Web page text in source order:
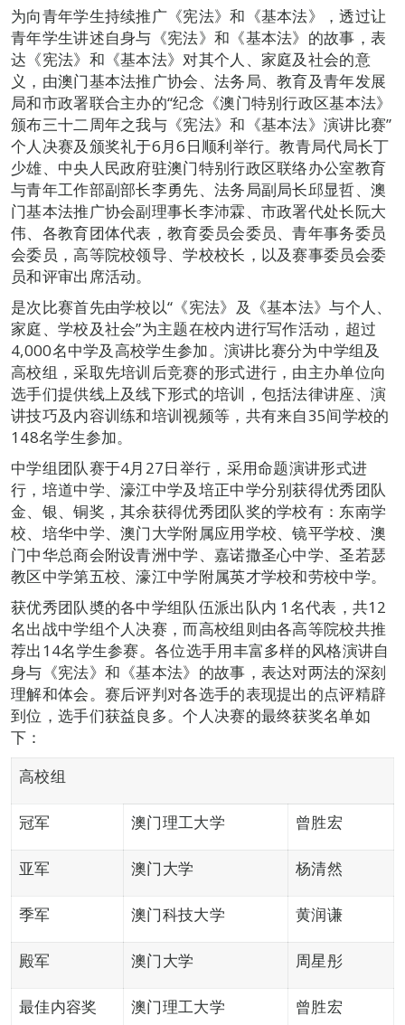
为向青年学生持续推广《宪法》和《基本法》，透过让
青年学生讲述自身与《宪法》和《基本法》的故事，表
达《宪法》和《基本法》对其个人、家庭及社会的意
义，由澳门基本法推广协会、法务局、教育及青年发展
局和市政署联合主办的“纪念《澳门特别行政区基本法》
颁布三十二周年之我与《宪法》和《基本法》演讲比赛”
个人决赛及颁奖礼于6月6日顺利举行。教青局代局长丁
少雄、中央人民政府驻澳门特别行政区联络办公室教育
与青年工作部副部长李勇先、法务局副局长邱显哲、澳
门基本法推广协会副理事长李沛霖、市政署代处长阮大
伟、各教育团体代表，教育委员会委员、青年事务委员
会委员，高等院校领导、学校校长，以及赛事委员会委
员和评审出席活动。
是次比赛首先由学校以“《宪法》及《基本法》与个人、
家庭、学校及社会”为主题在校内进行写作活动，超过
4,000名中学及高校学生参加。演讲比赛分为中学组及
高校组，采取先培训后竞赛的形式进行，由主办单位向
选手们提供线上及线下形式的培训，包括法律讲座、演
讲技巧及内容训练和培训视频等，共有来自35间学校的
148名学生参加。
中学组团队赛于4月27日举行，采用命题演讲形式进
行，培道中学、濠江中学及培正中学分别获得优秀团队
金、银、铜奖，其余获得优秀团队奖的学校有：东南学
校、培华中学、澳门大学附属应用学校、镜平学校、澳
门中华总商会附设青洲中学、嘉诺撒圣心中学、圣若瑟
教区中学第五校、濠江中学附属英才学校和劳校中学。
获优秀团队奬的各中学组队伍派出队内 1名代表，共12
名出战中学组个人决赛，而高校组则由各高等院校共推
荐出14名学生参赛。各位选手用丰富多样的风格演讲自
身与《宪法》和《基本法》的故事，表达对两法的深刻
理解和体会。赛后评判对各选手的表现提出的点评精辟
到位，选手们获益良多。个人决赛的最终获奖名单如
下：
高校组
冠军 澳门理工大学 曾胜宏
亚军 澳门大学 杨清然
季军 澳门科技大学 黄润谦
殿军 澳门大学 周星彤
最佳内容奖 澳门理工大学 曾胜宏